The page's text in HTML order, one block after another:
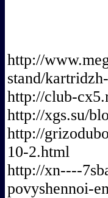
http://
stand/
http://club-
http://xgs.su/
http://
10-2.html
http://xn----
povyshennoi-